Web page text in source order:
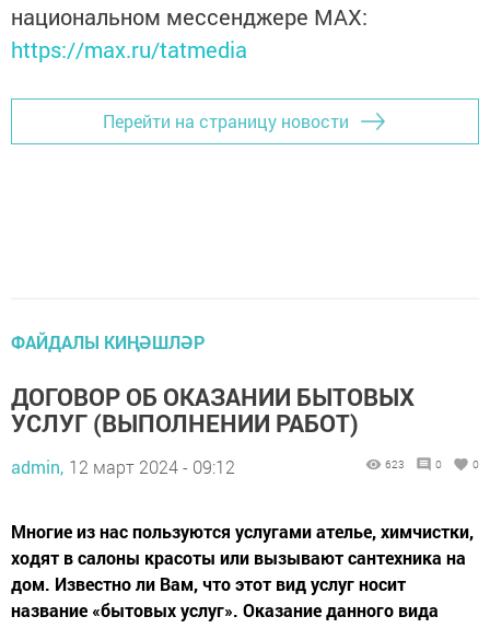
национальном мессенджере MАХ:
https://max.ru/tatmedia
Перейти на страницу новости
ФАЙДАЛЫ КИҢӘШЛӘР
ДОГОВОР ОБ ОКАЗАНИИ БЫТОВЫХ
УСЛУГ (ВЫПОЛНЕНИИ РАБОТ)
admin, 12 март 2024 - 09:12 623 0 0
Многие из нас пользуются услугами ателье, химчистки,
ходят в салоны красоты или вызывают сантехника на
дом. Известно ли Вам, что этот вид услуг носит
название «бытовых услуг». Оказание данного вида